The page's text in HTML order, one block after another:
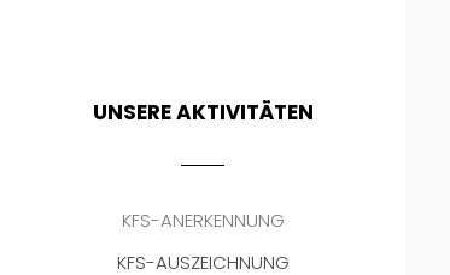
UNSERE AKTIVITÄTEN
KFS-ANERKENNUNG
KFS-AUSZEICHNUNG